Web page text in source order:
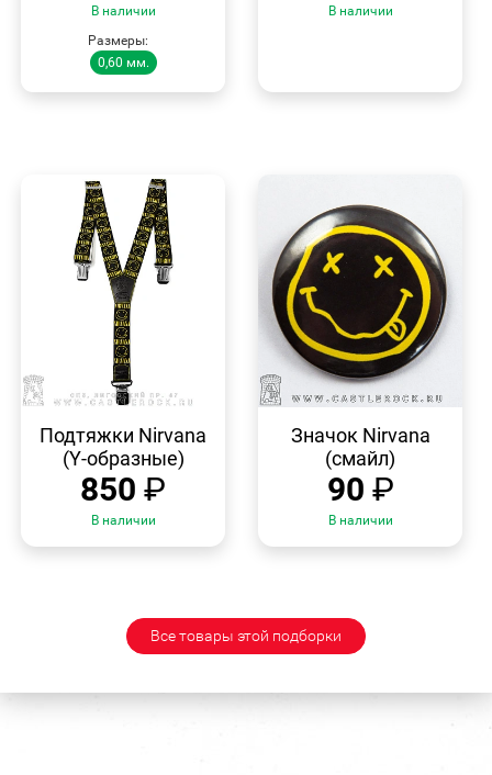
В наличии
Размеры:
0,60 мм.
В наличии
ПРОСМОТР
Подтяжки Nirvana
(Y-образные)
850 ₽
В наличии
ПРОСМОТР
Значок Nirvana
(смайл)
90 ₽
В наличии
Все товары этой подборки